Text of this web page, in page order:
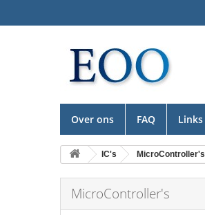
Over ons FAQ Links
IC's MicroController's
MicroController's